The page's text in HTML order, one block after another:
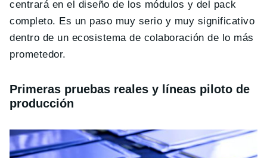
centrará en el diseño de los módulos y del pack
completo. Es un paso muy serio y muy significativo
dentro de un ecosistema de colaboración de lo más
prometedor.
Primeras pruebas reales y líneas piloto de
producción